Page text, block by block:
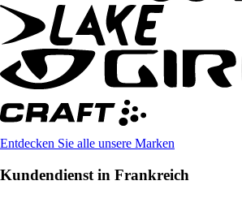
Entdecken Sie alle unsere Marken
Kundendienst in Frankreich